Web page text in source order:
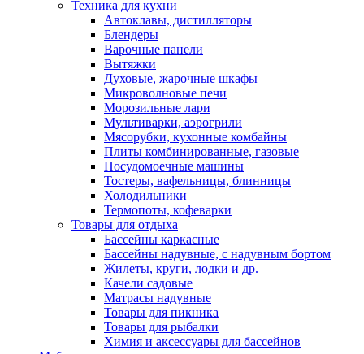
Техника для кухни
Автоклавы, дистилляторы
Блендеры
Варочные панели
Вытяжки
Духовые, жарочные шкафы
Микроволновые печи
Морозильные лари
Мультиварки, аэрогрили
Мясорубки, кухонные комбайны
Плиты комбинированные, газовые
Посудомоечные машины
Тостеры, вафельницы, блинницы
Холодильники
Термопоты, кофеварки
Товары для отдыха
Бассейны каркасные
Бассейны надувные, с надувным бортом
Жилеты, круги, лодки и др.
Качели садовые
Матрасы надувные
Товары для пикника
Товары для рыбалки
Химия и аксессуары для бассейнов